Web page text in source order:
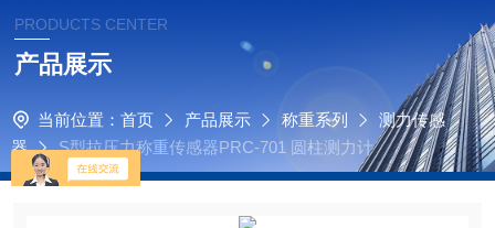
PRODUCTS CENTER
产品展示
当前位置： 首页 产品展示 称重系列
测力传感
器
S型拉压力称重传感器PRC-701 圆柱测力计